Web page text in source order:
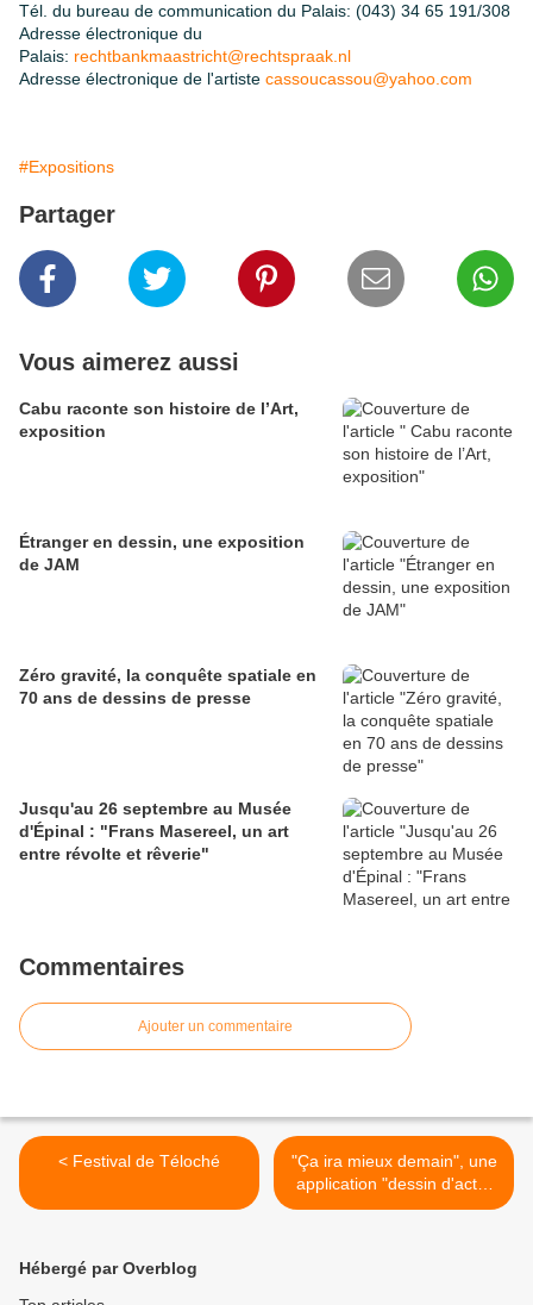
Tél. du bureau de communication du Palais: (043) 34 65 191/308
Adresse électronique du
Palais: rechtbankmaastricht@rechtspraak.nl
Adresse électronique de l'artiste cassoucassou@yahoo.com
#Expositions
Partager
Vous aimerez aussi
Cabu raconte son histoire de l’Art,
exposition
Étranger en dessin, une exposition
de JAM
Zéro gravité, la conquête spatiale en
70 ans de dessins de presse
Jusqu'au 26 septembre au Musée
d'Épinal : "Frans Masereel, un art
entre révolte et rêverie"
Commentaires
Ajouter un commentaire
< Festival de Téloché
"Ça ira mieux demain", une
application "dessin d'actu"
sur téléphone : interview du
Hébergé par Overblog